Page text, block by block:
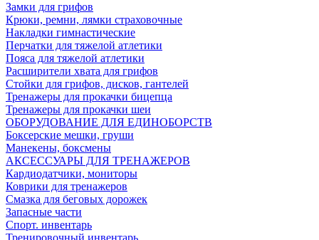
Замки для грифов
Крюки, ремни, лямки страховочные
Накладки гимнастические
Перчатки для тяжелой атлетики
Пояса для тяжелой атлетики
Расширители хвата для грифов
Стойки для грифов, дисков, гантелей
Тренажеры для прокачки бицепца
Тренажеры для прокачки шеи
ОБОРУДОВАНИЕ ДЛЯ ЕДИНОБОРСТВ
Боксерские мешки, груши
Манекены, боксмены
АКСЕССУАРЫ ДЛЯ ТРЕНАЖЕРОВ
Кардиодатчики, мониторы
Коврики для тренажеров
Смазка для беговых дорожек
Запасные части
Спорт. инвентарь
Тренировочный инвентарь